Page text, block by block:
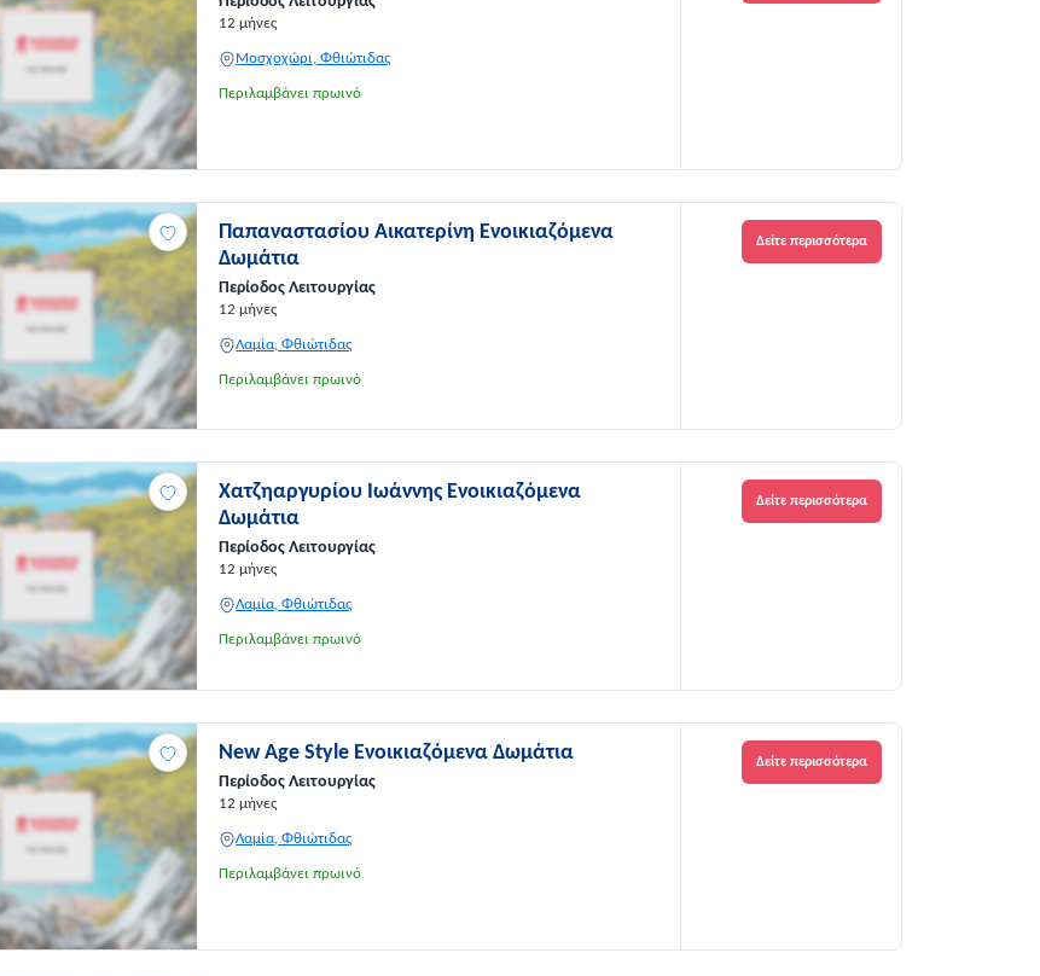
12 μήνες
Μοσχοχώρι, Φθιώτιδας
Περιλαμβάνει πρωινό
Παπαναστασίου Αικατερίνη Ενοικιαζόμενα
Δωμάτια
Περίοδος Λειτουργίας
12 μήνες
Λαμία, Φθιώτιδας
Περιλαμβάνει πρωινό
Δείτε περισσότερα
Χατζηαργυρίου Ιωάννης Ενοικιαζόμενα
Δωμάτια
Περίοδος Λειτουργίας
12 μήνες
Λαμία, Φθιώτιδας
Περιλαμβάνει πρωινό
Δείτε περισσότερα
New Age Style Ενοικιαζόμενα Δωμάτια
Περίοδος Λειτουργίας
12 μήνες
Λαμία, Φθιώτιδας
Περιλαμβάνει πρωινό
Δείτε περισσότερα